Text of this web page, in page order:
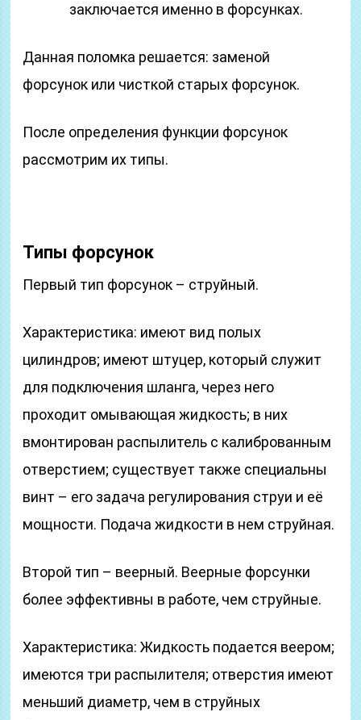
заключается именно в форсунках.
Данная поломка решается: заменой
форсунок или чисткой старых форсунок.
После определения функции форсунок
рассмотрим их типы.
Типы форсунок
Первый тип форсунок – струйный.
Характеристика: имеют вид полых
цилиндров; имеют штуцер, который служит
для подключения шланга, через него
проходит омывающая жидкость; в них
вмонтирован распылитель с калиброванным
отверстием; существует также специальны
винт – его задача регулирования струи и её
мощности. Подача жидкости в нем струйная.
Второй тип – веерный. Веерные форсунки
более эффективны в работе, чем струйные.
Характеристика: Жидкость подается веером;
имеются три распылителя; отверстия имеют
меньший диаметр, чем в струйных